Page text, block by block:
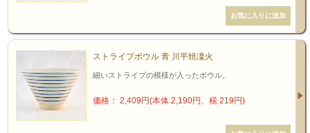
ストライプボウル 青 川平焼凜火
細いストライプの模様が入ったボウル。
価格： 2,409円(本体 2,190円、税 219円)